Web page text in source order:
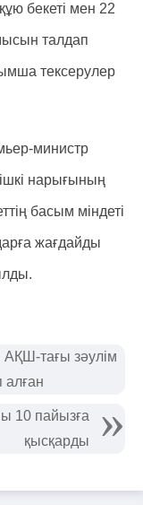
бекеті мен 22
талдап
тексерулер
министр
нарығының
басым міндеті
жағдайды
тағы зәулім
алған
10 пайызға
қысқарды